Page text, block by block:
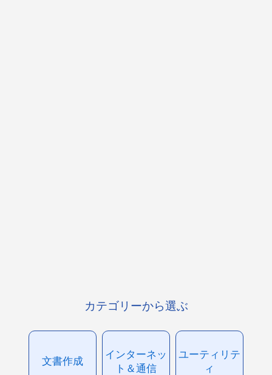
カテゴリーから選ぶ
文書作成
インターネッ
ト＆通信
ユーティリテ
ィ